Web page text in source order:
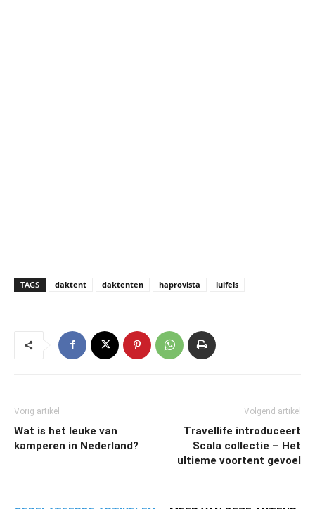
TAGS daktent daktenten haprovista luifels
Vorig artikel
Wat is het leuke van
kamperen in Nederland?
Volgend artikel
Travellife introduceert
Scala collectie – Het
ultieme voortent gevoel